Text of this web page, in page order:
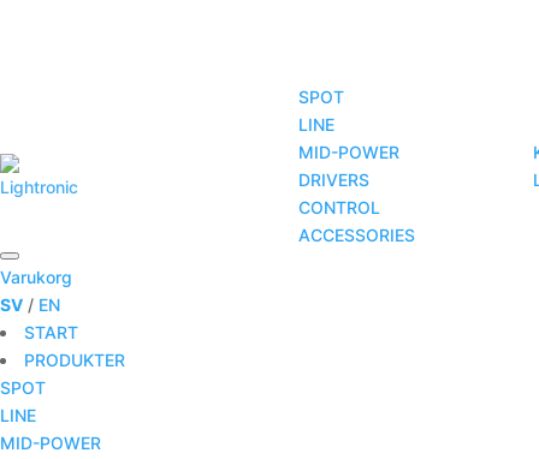
SPOT
LINE
MID-POWER
DRIVERS
CONTROL
ACCESSORIES
Varukorg
SV / EN
START
PRODUKTER
SPOT
LINE
MID-POWER